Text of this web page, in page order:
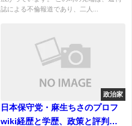
誌による不倫報道であり、二人...
政治家
日本保守党・麻生ちさのプロフ
wiki経歴と学歴、政策と評判に